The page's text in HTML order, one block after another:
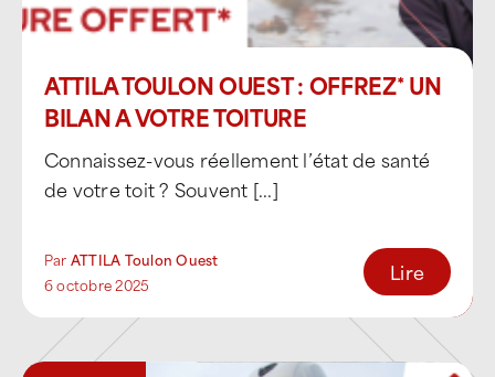
maintenance desbardages exposés aux
amélioration de l’isolation thermique
de la performance énergétique,
mise en sécurité des toitures
antichute.
Diagnostic toiture, entretien
préventif et interventions
ATTILA TOULON OUEST : OFFREZ* UN
BILAN A VOTRE TOITURE
Connaissez-vous réellement l’état de santé
de votre toit ? Souvent [...]
Par ATTILA Toulon Ouest
6 octobre 2025
Lire